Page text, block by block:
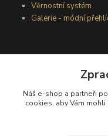
Věrnostní systém
Galerie - módní
Obchodní podmínky
Ochrana osobních
Kontakty
Náš e-shop a partneři
cookies, aby Vám